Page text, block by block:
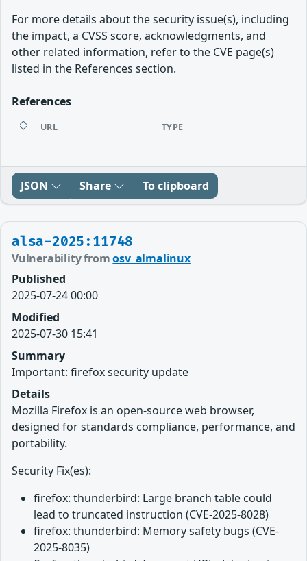
For more details about the security issue(s), including
the impact, a CVSS score, acknowledgments, and
other related information, refer to the CVE page(s)
listed in the References section.
References
URL TYPE
JSON Share To clipboard
alsa-2025:11748
Vulnerability fromosv_almalinux
Published
2025-07-24 00:00
Modified
2025-07-30 15:41
Summary
Important: firefox security update
Details
Mozilla Firefox is an open-source web browser,
designed for standards compliance, performance, and
portability.
Security Fix(es):
firefox: thunderbird: Large branch table could
lead to truncated instruction (CVE-2025-8028)
firefox: thunderbird: Memory safety bugs (CVE-
2025-8035)